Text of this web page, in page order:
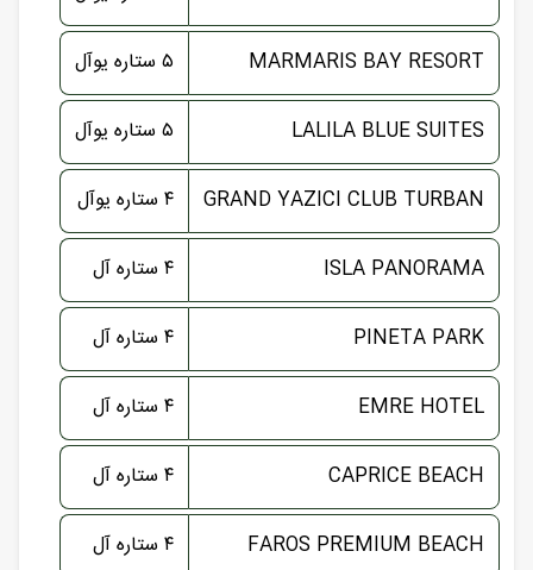
MARMARIS BAY RESORT ۵ ستاره یوآل
LALILA BLUE SUITES ۵ ستاره یوآل
GRAND YAZICI CLUB TURBAN ۴ ستاره یوآل
ISLA PANORAMA ۴ ستاره آل
PINETA PARK ۴ ستاره آل
EMRE HOTEL ۴ ستاره آل
CAPRICE BEACH ۴ ستاره آل
FAROS PREMIUM BEACH ۴ ستاره آل